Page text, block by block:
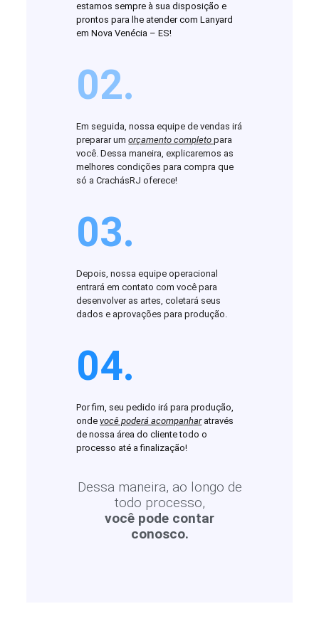
estamos sempre à sua disposição e
prontos para lhe atender com Lanyard
em Nova Venécia – ES!
02.
Em seguida, nossa equipe de vendas irá
preparar umorçamento completopara
você. Dessa maneira, explicaremos as
melhores condições para compra que
só a CrachásRJ oferece!
03.
Depois, nossa equipe operacional
entrará em contato com você para
desenvolver as artes, coletará seus
dados e aprovações para produção.
04.
Por fim, seu pedido irá para produção,
ondevocê poderá acompanharatravés
de nossa área do cliente todo o
processo até a finalização!
Dessa maneira, ao longo de
todo processo,
você pode contar
conosco.